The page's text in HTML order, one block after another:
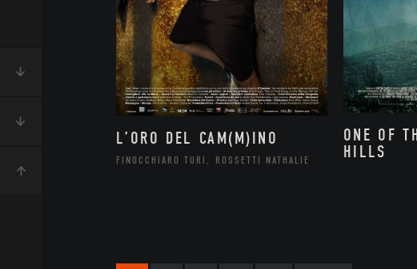
L’ORO DEL CAM(M)INO
FINOCCHIARO TURI, ROSSETTI NATHALIE
ONE OF
HILLS